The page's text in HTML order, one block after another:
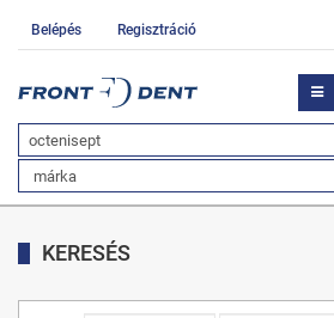
Belépés Regisztráció
KERESÉS